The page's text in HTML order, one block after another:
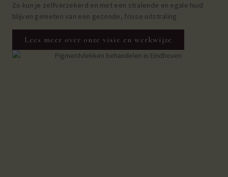
Zo kun je zelfverzekerd en met een stralende en egale huid
blijven genieten van een gezonde, frisse uitstraling.
Lees meer over onze visie en werkwijze